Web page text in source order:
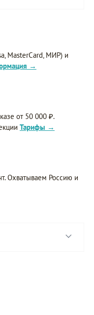
MasterCard, МИР) и
→
от 50 000 ₽.
Тарифы →
Охватываем Россию и